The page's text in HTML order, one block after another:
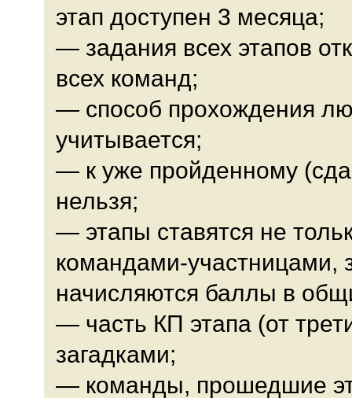
этап доступен 3 месяца;
— задания всех этапов
всех команд;
— способ прохождения
учитывается;
— к уже пройденному
нельзя;
— этапы ставятся не
командами-участницами,
начисляются баллы в
— часть КП этапа (от
загадками;
— команды, прошедшие